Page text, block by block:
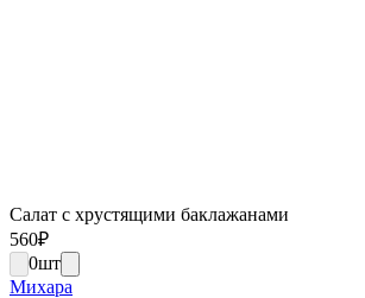
Салат с хрустящими баклажанами
560₽
0шт
Михара